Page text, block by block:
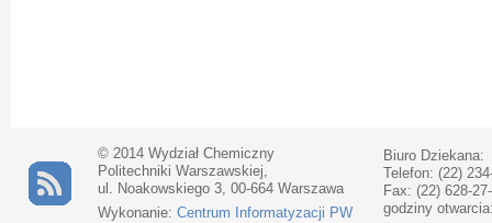
© 2014 Wydział Chemiczny
Politechniki Warszawskiej,
ul. Noakowskiego 3, 00-664 Warszawa
Wykonanie: Centrum Informatyzacji PW
Biuro Dziekana:
Telefon: (22)
Fax: (22) 628-
godziny